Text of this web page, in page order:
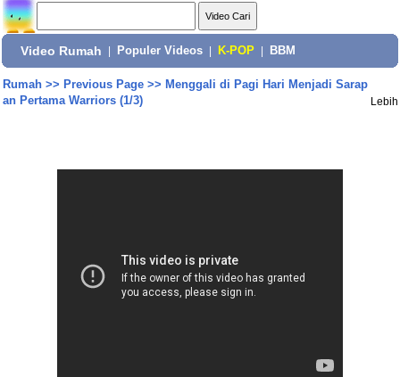
Video Rumah Populer Videos K-POP BBM
Rumah>> Previous Page>> Menggali di Pagi Hari Menjadi Sarap
an Pertama Warriors (1/3)
Lebih